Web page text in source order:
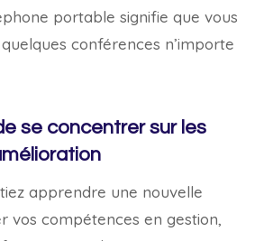
portable signifie que vous
conférences n’importe
se concentrer sur les
apprendre une nouvelle
vos compétences en gestion,